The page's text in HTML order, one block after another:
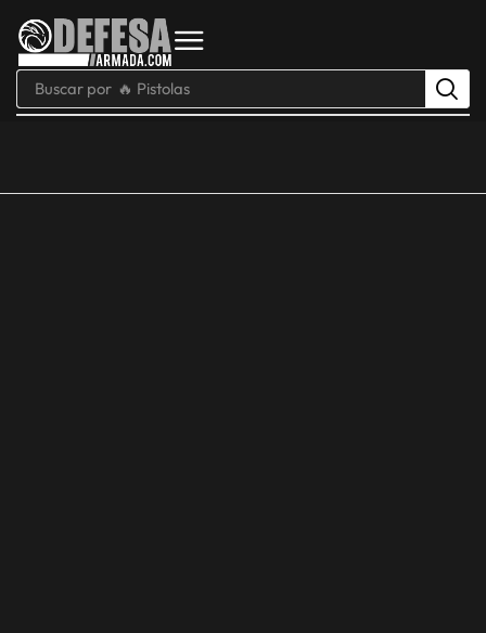
Buscar por 🔥 Pistolas